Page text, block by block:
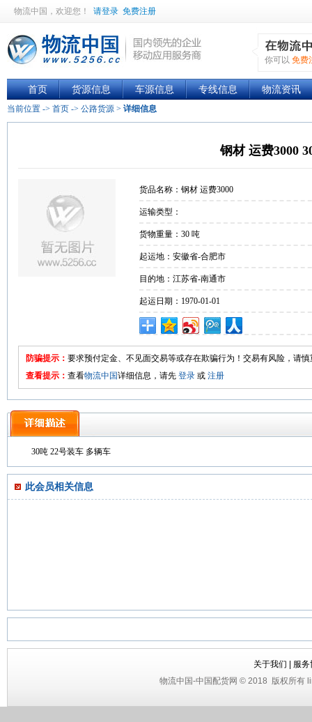
物流中国 ，欢迎您！ 请登录 免费注册
你可以 免费
首页 货源信息 车源信息 专线信息 物流资讯
当前位置 -> 首页 -> 公路货源 > 详细信息
钢材 运费3000
货品名称：钢材 运费3000
运输类型：
货物重量：30 吨
起运地：安徽省-合肥市
目的地：江苏省-南通市
起运日期：1970-01-01
防骗提示： 要求预付定金、不见面交易等或存在欺骗行为！交易有风险，请慎
查看提示： 查看物流中国详细信息，请先 登录 或 注册
30吨 22号装车 多辆车
此会员相关信息
关于我们
服务
物流中国-中国配货网 © 2018 版权所有